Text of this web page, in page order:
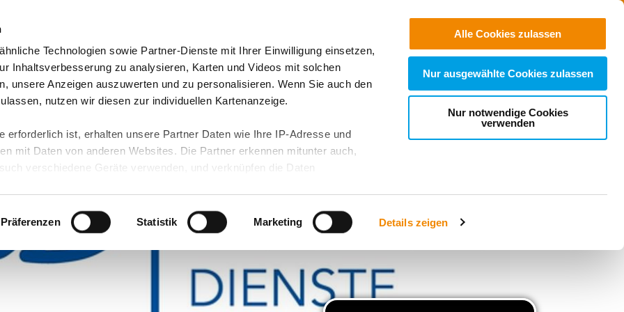
Technologien sowie Partner-Dienste mit Ihrer Einwilligung einsetzen,
Inhaltsverbesserung zu analysieren, Karten und Videos mit solchen
unsere Anzeigen auszuwerten und zu personalisieren. Wenn Sie auch den
nutzen wir diesen zur individuellen Kartenanzeige.
erforderlich ist, erhalten unsere Partner Daten wie Ihre IP-Adresse und
mit Daten von anderen Websites. Die Partner erkennen mitunter auch,
verschiedene Geräte verwenden, und verknüpfen die Daten
Daten führen kann.
unserenDatenschutzhinweisenund in unsererCookie-Übersicht. Wenn
Funktionen für diese Zwecke aktiviert sind, müssen Sie alle Cookie-
können mittels nachfolgender Buttons über Ihre Einwilligung für diese
erteilte Einwilligung stets für die Zukunft widerrufen. Bitte beachten Sie:
Präferenzen Statistik Marketing Details zeigen
Alle Cookies zulassen
Nur ausgewählte Cookies zulassen
Nur notwendige Cookies
verwenden
Suchen
& Angebote Presse & Themen Jobs & Karriere Spenden
Jobs